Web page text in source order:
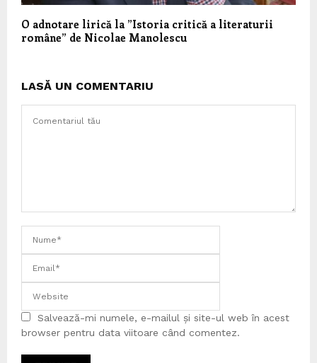
O adnotare lirică la ”Istoria critică a literaturii
române” de Nicolae Manolescu
LASĂ UN COMENTARIU
Salvează-mi numele, e-mailul și site-ul web în acest
browser pentru data viitoare când comentez.